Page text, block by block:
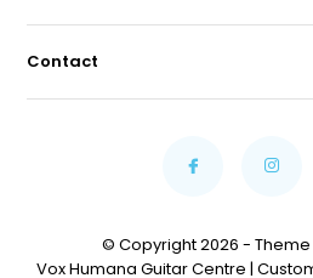
Contact
© Copyright 2026 - Theme
Vox Humana Guitar Centre |